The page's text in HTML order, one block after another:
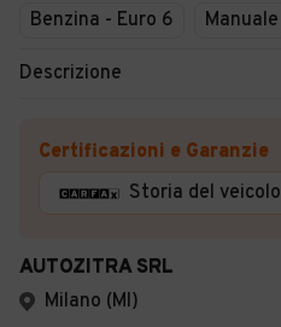
Benzina - Euro 6
Manuale
Descrizione
Certificazioni e Garanzie
Storia del veicolo
AUTOZITRA SRL
Milano (MI)